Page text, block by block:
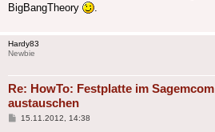
BigBangTheory
Hardy83
Newbie
Re: HowTo: Festplatte im
austauschen
Beitrag
15.11.2012, 14:38